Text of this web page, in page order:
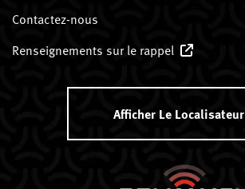
Contactez-nous
Renseignements sur le rappel
Afficher Le Localisateur